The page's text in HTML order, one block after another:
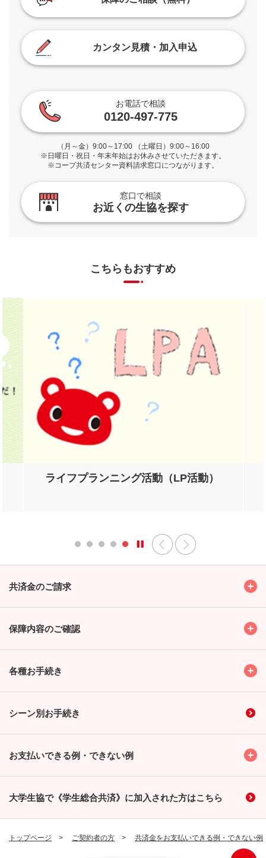
トップページ ご契約者の方 共済金をお支払いできる例・できない例
共済金のご請求
保障内容のご確認
各種お手続き
シーン別お手続き
お支払いできる例・できない例
大学生協で《学生総合共済》に加入された方はこちら
カンタン見積・加入申込
お電話で相談
0120-497-775
（月～金）9:00～17:00 （土曜日）9:00～16:00
※日曜日・祝日・年末年始はお休みさせていただきます。
※コープ共済センター資料請求窓口につながります。
窓口で相談
お近くの生協を探す
こちらもおすすめ
ライフプランニング活動（LP活動）